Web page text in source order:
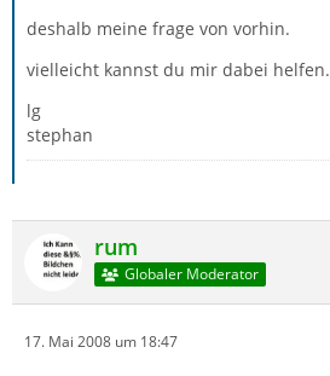
deshalb meine frage von vorhin.
vielleicht kannst du mir dabei helfen.
lg
stephan
rum
Globaler Moderator
17. Mai 2008 um 18:47